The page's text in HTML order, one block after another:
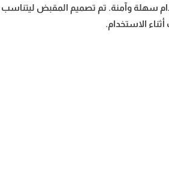
سهلة وآمنة. تم تصميم المقبض
الاستخدام.